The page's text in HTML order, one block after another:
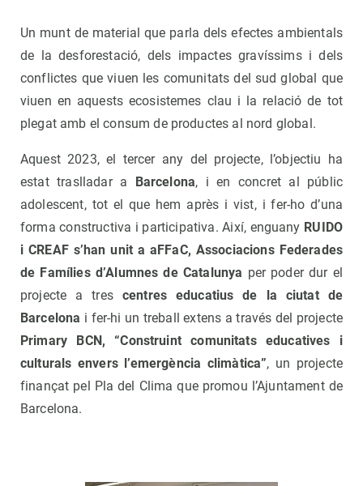
Un munt de material que parla dels efectes ambientals
de la desforestació, dels impactes gravíssims i dels
conflictes que viuen les comunitats del sud global que
viuen en aquests ecosistemes clau i la relació de tot
plegat amb el consum de productes al nord global.
Aquest 2023, el tercer any del projecte, l’objectiu ha
estat traslladar a
Barcelona, i en concret al públic
adolescent, tot el que hem après i vist, i fer-ho d’una
forma constructiva i participativa. Així, enguany RUIDO
i CREAF s’han unit a aFFaC, Associacions Federades
de Famílies d’Alumnes de Catalunya per poder dur el
projecte a tres centres educatius de la ciutat de
Barcelona i fer-hi un treball extens a través del projecte
Primary BCN, “Construint comunitats educatives i
culturals envers l’emergència climàtica”, un projecte
finançat pel Pla del Clima que promou l’Ajuntament de
Barcelona.